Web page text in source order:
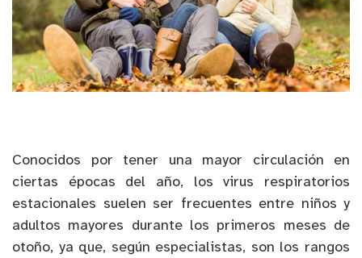
Conocidos por tener una mayor circulación en
ciertas épocas del año, los virus respiratorios
estacionales suelen ser frecuentes entre niños y
adultos mayores durante los primeros meses de
otoño, ya que, según especialistas, son los rangos